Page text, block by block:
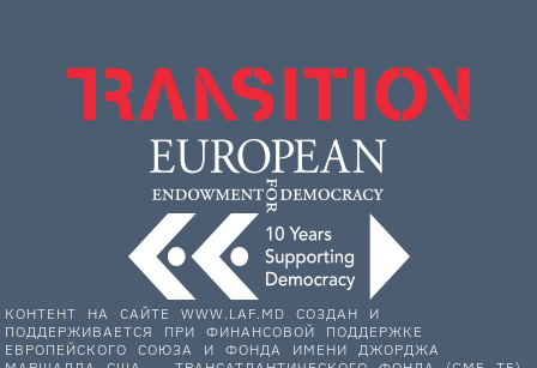
КОНТЕНТ НА САЙТЕ WWW.LAF.MD СОЗДАН И
ПОДДЕРЖИВАЕТСЯ ПРИ ФИНАНСОВОЙ ПОДДЕРЖКЕ
ЕВРОПЕЙСКОГО СОЮЗА И ФОНДА ИМЕНИ ДЖОРДЖА